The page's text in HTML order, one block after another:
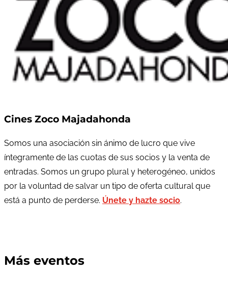
Cines Zoco Majadahonda
Somos una asociación sin ánimo de lucro que vive
íntegramente de las cuotas de sus socios y la venta de
entradas. Somos un grupo plural y heterogéneo, unidos
por la voluntad de salvar un tipo de oferta cultural que
está a punto de perderse. Únete y hazte socio.
Más eventos